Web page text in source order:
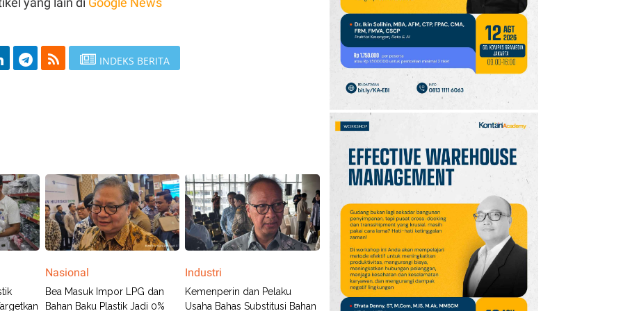
INDEKS BERITA
Nasional
Bea Masuk Impor LPG dan
Bahan Baku Plastik Jadi 0%
Industri
Kemenperin dan Pelaku
Usaha Bahas Substitusi Bahan
10 Tema dan Kegiatan Hari
Hutan Indonesia 7
Agustus 2026:
Kampanye
Reforestathon